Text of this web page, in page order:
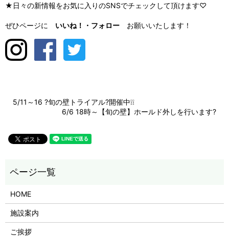
★日々の新情報をお気に入りのSNSでチェックして頂けます♡
ぜひページに いいね！・ フォロー お願いいたします！
5/11～16 ?旬の壁トライアル?開催中❕❕
6/6 18時～【旬の壁】ホールド外しを行います?
HOME
施設案内
ご挨拶